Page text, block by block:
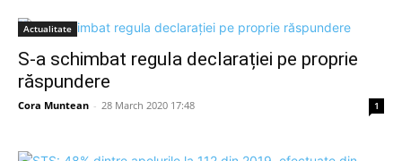
Actualitate
S-a schimbat regula declarației pe proprie
răspundere
Cora Muntean - 28 March 2020 17:48 1